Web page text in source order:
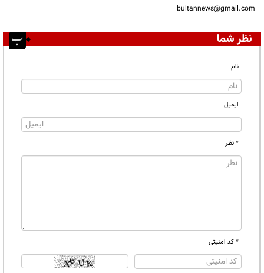
bultannews@gmail.com
نظر شما
نام
ایمیل
* نظر
* کد امنیتی